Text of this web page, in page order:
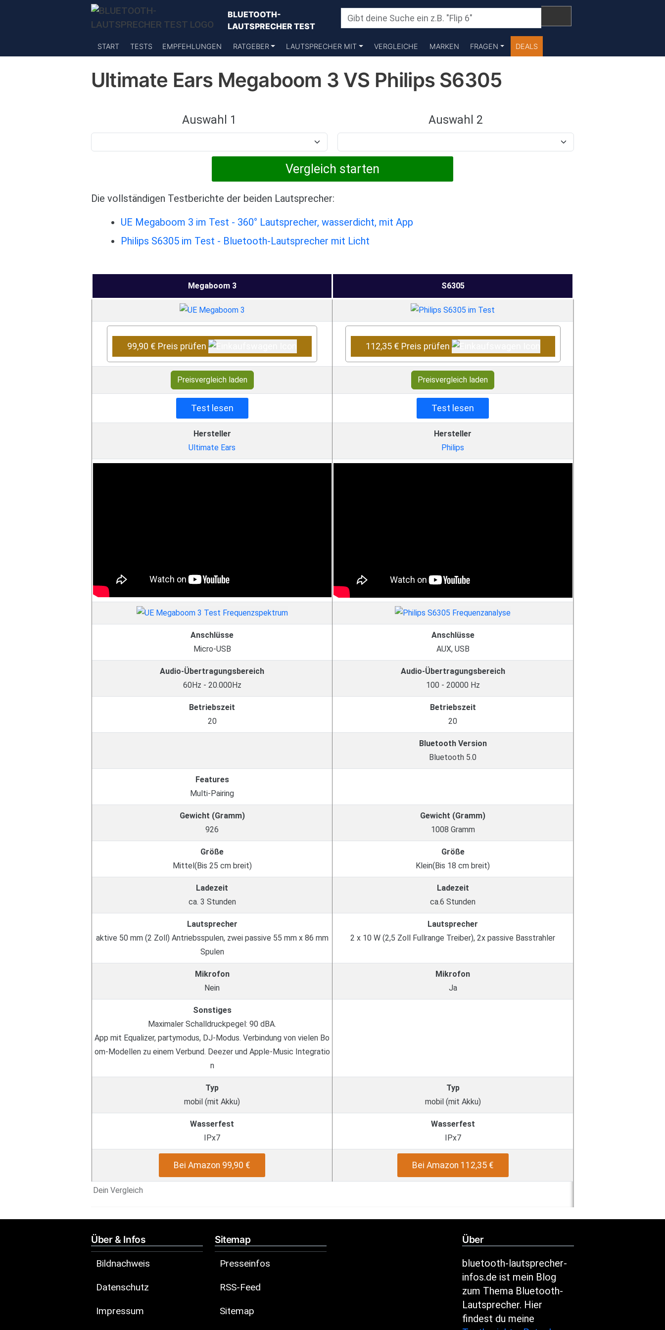
BLUETOOTH-
LAUTSPRECHER TEST
START TESTS EMPFEHLUNGEN RATGEBER LAUTSPRECHER MIT VERGLEICHE MARKEN FRAGEN DEALS
Ultimate Ears Megaboom 3 VS Philips S6305
Auswahl 1 Auswahl 2
Die vollständigen Testberichte der beiden Lautsprecher:
UE Megaboom 3 im Test - 360° Lautsprecher, wasserdicht, mit App
Philips S6305 im Test - Bluetooth-Lautsprecher mit Licht
Dein Vergleich
Megaboom 3 S6305
99,90 € Preis prüfen 112,35 € Preis prüfen
Preisvergleich laden Preisvergleich laden
Test lesen Test lesen
Hersteller
Ultimate Ears
Hersteller
Philips
Anschlüsse
Micro-USB
Anschlüsse
AUX, USB
Audio-Übertragungsbereich
60Hz - 20.000Hz
Audio-Übertragungsbereich
100 - 20000 Hz
Betriebszeit
20
Betriebszeit
20
Bluetooth Version
Bluetooth 5.0
Features
Multi-Pairing
Gewicht (Gramm)
926
Gewicht (Gramm)
1008 Gramm
Größe
Mittel(Bis 25 cm breit)
Größe
Klein(Bis 18 cm breit)
Ladezeit
ca. 3 Stunden
Ladezeit
ca.6 Stunden
Lautsprecher
aktive 50 mm (2 Zoll) Antriebsspulen, zwei passive 55 mm x 86 mm
Spulen
Lautsprecher
2 x 10 W (2,5 Zoll Fullrange Treiber), 2x passive Basstrahler
Mikrofon
Nein
Mikrofon
Ja
Sonstiges
Maximaler Schalldruckpegel: 90 dBA.
App mit Equalizer, partymodus, DJ-Modus. Verbindung von vielen Bo
om-Modellen zu einem Verbund. Deezer und Apple-Music Integratio
n
Typ
mobil (mit Akku)
Typ
mobil (mit Akku)
Wasserfest
IPx7
Wasserfest
IPx7
Bei Amazon 99,90 € Bei Amazon 112,35 €
Über & Infos
Bildnachweis
Datenschutz
Impressum
Sitemap
Presseinfos
RSS-Feed
Sitemap
Über
bluetooth-lautsprecher-
infos.de ist mein Blog
zum Thema Bluetooth-
Lautsprecher. Hier
findest du meine